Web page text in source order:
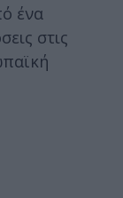
ένα
στις